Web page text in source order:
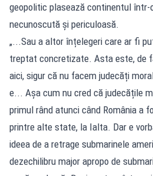
geopolitic plasează continentul într-
necunoscută și periculoasă.
„...Sau a altor înțelegeri care ar fi
treptat concretizate. Asta este, de
aici, sigur că nu facem judecăți
e... Așa cum nu cred că judecățile
primul rând atunci când România a
printre alte state, la Ialta. Dar e
ideea de a retrage submarinele
dezechilibru major apropo de